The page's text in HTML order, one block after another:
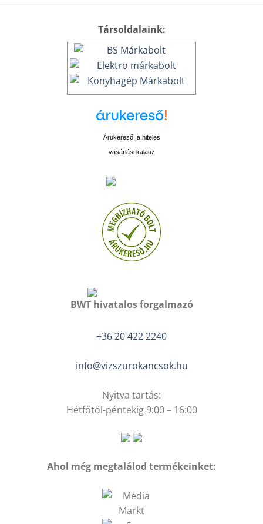
Társoldalaink:
Árukereső, a hiteles
vásárlási kalauz
BWT hivatalos forgalmazó
+36 20 422 2240
info@vizszurokancsok.hu
Nyitva tartás:
Hétfőtől-péntekig 9:00 – 16:00
Ahol még megtalálod termékeinket: